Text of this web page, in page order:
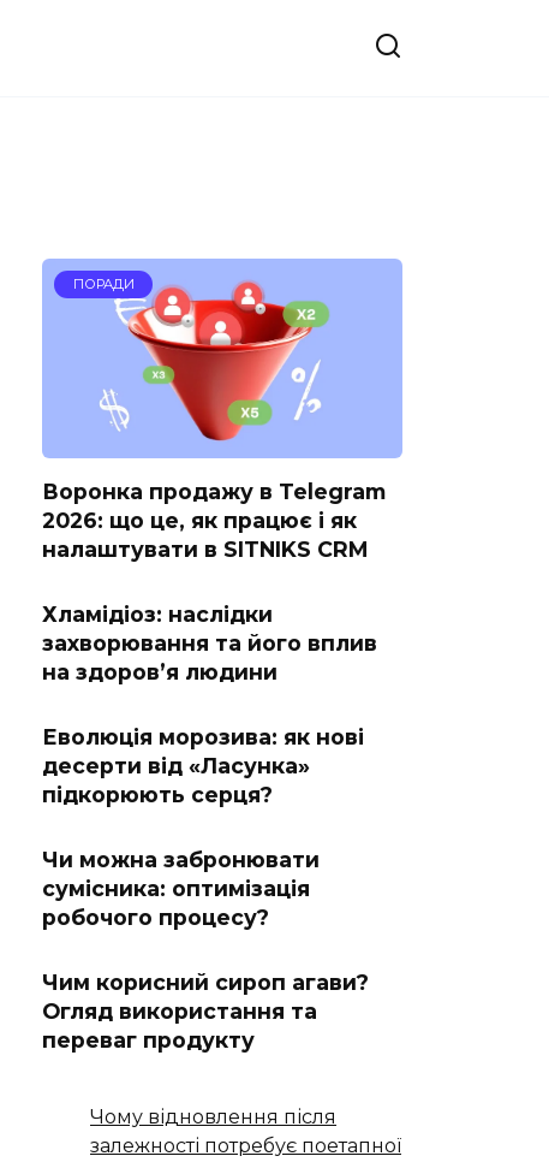
ПОРАДИ
Воронка продажу в Telegram
2026: що це, як працює і як
налаштувати в SITNIKS CRM
Хламідіоз: наслідки
захворювання та його вплив
на здоров’я людини
Еволюція морозива: як нові
десерти від «Ласунка»
підкорюють серця?
Чи можна забронювати
сумісника: оптимізація
робочого процесу?
Чим корисний сироп агави?
Огляд використання та
переваг продукту
Чому відновлення після
залежності потребує поетапної